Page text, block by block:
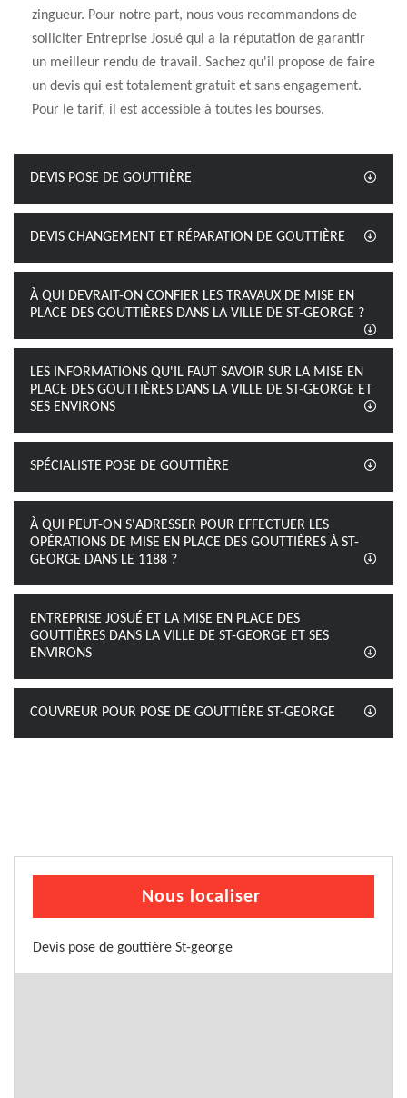
zingueur. Pour notre part, nous vous recommandons de
solliciter Entreprise Josué qui a la réputation de garantir
un meilleur rendu de travail. Sachez qu'il propose de faire
un devis qui est totalement gratuit et sans engagement.
Pour le tarif, il est accessible à toutes les bourses.
DEVIS POSE DE GOUTTIÈRE
DEVIS CHANGEMENT ET RÉPARATION DE GOUTTIÈRE
À QUI DEVRAIT-ON CONFIER LES TRAVAUX DE MISE EN
PLACE DES GOUTTIÈRES DANS LA VILLE DE ST-GEORGE ?
LES INFORMATIONS QU'IL FAUT SAVOIR SUR LA MISE EN
PLACE DES GOUTTIÈRES DANS LA VILLE DE ST-GEORGE ET
SES ENVIRONS
SPÉCIALISTE POSE DE GOUTTIÈRE
À QUI PEUT-ON S'ADRESSER POUR EFFECTUER LES
OPÉRATIONS DE MISE EN PLACE DES GOUTTIÈRES À ST-
GEORGE DANS LE 1188 ?
ENTREPRISE JOSUÉ ET LA MISE EN PLACE DES
GOUTTIÈRES DANS LA VILLE DE ST-GEORGE ET SES
ENVIRONS
COUVREUR POUR POSE DE GOUTTIÈRE ST-GEORGE
Nous localiser
Devis pose de gouttière St-george